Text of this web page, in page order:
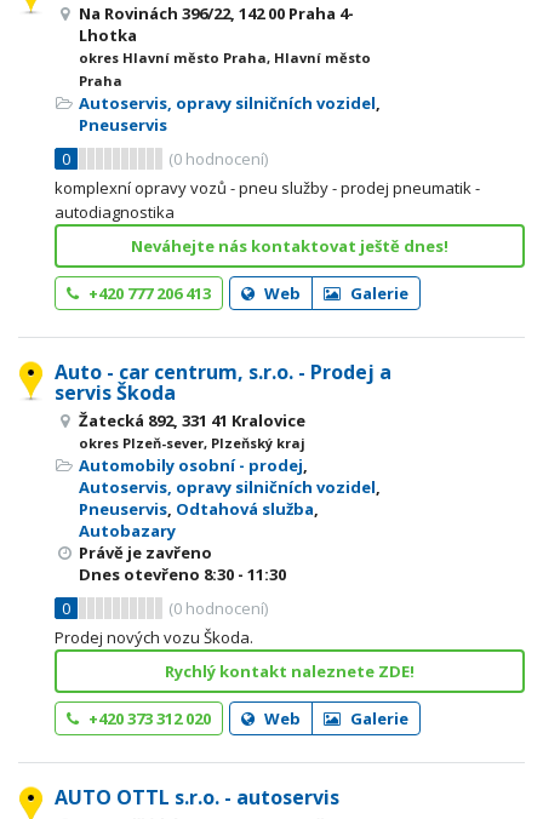
Na Rovinách 396/22, 142 00 Praha 4-
Lhotka
okres Hlavní město Praha, Hlavní město
Praha
Autoservis, opravy silničních vozidel,
Pneuservis
0
(0 hodnocení)
komplexní opravy vozů - pneu služby - prodej pneumatik -
autodiagnostika
Neváhejte nás kontaktovat ještě dnes!
+420 777 206 413 Web Galerie
Auto - car centrum, s.r.o. - Prodej a
servis Škoda
Žatecká 892, 331 41 Kralovice
okres Plzeň-sever, Plzeňský kraj
Automobily osobní - prodej,
Autoservis, opravy silničních vozidel,
Pneuservis, Odtahová služba,
Autobazary
Právě je zavřeno
Dnes otevřeno 8:30 - 11:30
0
(0 hodnocení)
Prodej nových vozu Škoda.
Rychlý kontakt naleznete ZDE!
+420 373 312 020 Web Galerie
AUTO OTTL s.r.o. - autoservis